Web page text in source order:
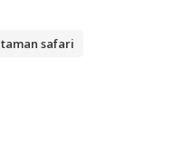
taman safari